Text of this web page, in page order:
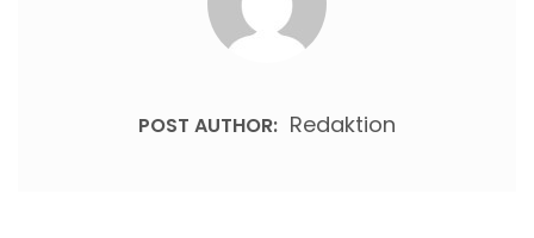
POST AUTHOR: Redaktion